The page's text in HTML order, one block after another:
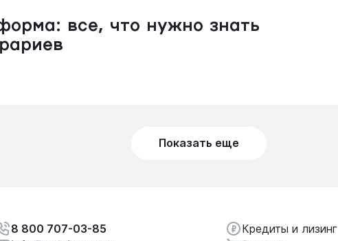
все, что нужно знать
Показать еще
Кредиты и лизинг
8 800 707-03-85